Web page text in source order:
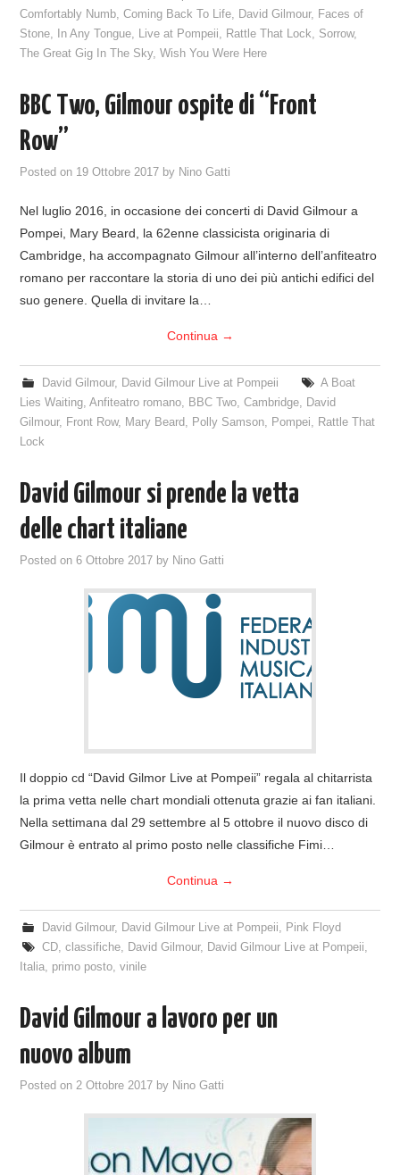
Comfortably Numb,Coming Back To Life, David Gilmour, Faces of
Stone, In Any Tongue, Live at Pompeii, Rattle That Lock, Sorrow,
The Great Gig In The Sky,Wish You Were Here
BBC Two, Gilmour ospite di “Front
Row”
Posted on 19 Ottobre 2017 by Nino Gatti
Nel luglio 2016, in occasione dei concerti di David Gilmour a
Pompei, Mary Beard, la 62enne classicista originaria di
Cambridge, ha accompagnato Gilmour all’interno dell’anfiteatro
romano per raccontare la storia di uno dei più antichi edifici del
suo genere. Quella di invitare la…
Continua →
David Gilmour, David Gilmour Live at Pompeii
A Boat
Lies Waiting,Anfiteatro romano, BBC Two,Cambridge, David
Gilmour, Front Row, Mary Beard, Polly Samson, Pompei, Rattle That
Lock
David Gilmour si prende la vetta
delle chart italiane
Posted on6 Ottobre 2017 by Nino Gatti
Il doppio cd “David Gilmor Live at Pompeii” regala al chitarrista
la prima vetta nelle chart mondiali ottenuta grazie ai fan italiani.
Nella settimana dal 29 settembre al 5 ottobre il nuovo disco di
Gilmour è entrato al primo posto nelle classifiche Fimi…
Continua →
David Gilmour, David Gilmour Live at Pompeii, Pink Floyd
CD, classifiche, David Gilmour, David Gilmour Live at Pompeii,
Italia, primo posto,vinile
David Gilmour a lavoro per un
nuovo album
Posted on2 Ottobre 2017 by Nino Gatti